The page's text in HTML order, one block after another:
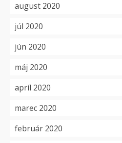
august 2020
júl 2020
jún 2020
máj 2020
apríl 2020
marec 2020
február 2020